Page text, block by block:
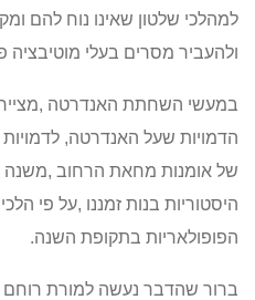
למהלכי שלטון שאינו נוח להם
ולהעביר מסרים בעלי מוטיבציה
במעשי השחתת האנדרטה
הדמויות שעל האנדרטה,
של אומנות מחאת הרחוב ,משנה
היסטוריות בנות זמננו ,על פי
הפופולאריות בתקופת השנה.
ברור שהדבר נעשה למורת רוחם